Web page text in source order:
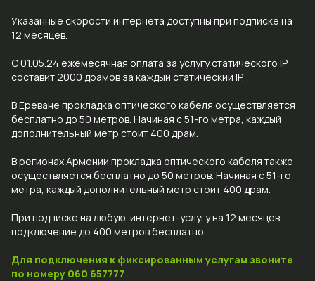
Бизнес-решения
Облачные решения
Uplay
Вход
Указанные скорости интернета доступны при подписке на
12 месяцев.
С 01.05.24 ежемесячная оплата за услугу статического IP
составит 2000 драмов за каждый статический IP.
В Ереване прокладка оптического кабеля осуществляется
бесплатно до 50 метров. Начиная с 51-го метра, каждый
дополнительный метр стоит 400 драм.
В регионах Армении прокладка оптического кабеля также
осуществляется бесплатно до 50 метров. Начиная с 51-го
метра, каждый дополнительный метр стоит 400 драм.
При подписке на любую интернет-услугу на 12 месяцев
подключение до 400 метров бесплатно.
Для подключения к фиксированным услугам звоните
по номеру 060 657777